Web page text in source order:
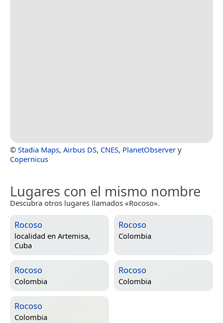
© Stadia Maps, Airbus DS, CNES, PlanetObserver y
Copernicus
Lugares con el mismo nombre
Descubra otros lugares llamados «Rocoso».
Rocoso
localidad en Artemisa,
Cuba
Rocoso
Colombia
Rocoso
Colombia
Rocoso
Colombia
Rocoso
Colombia